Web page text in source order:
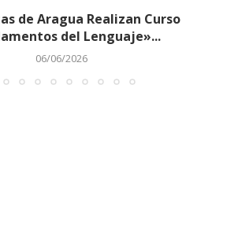
de Aragua Realizan Curso
del Lenguaje»...
06/06/2026